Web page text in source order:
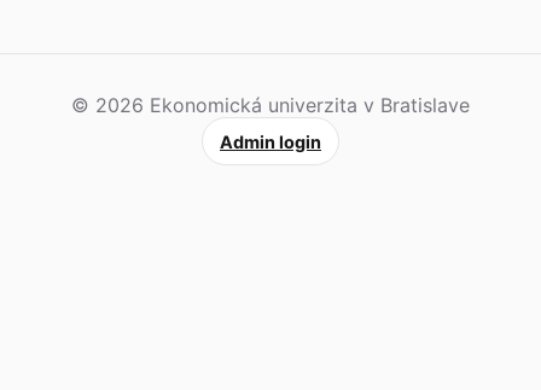
© 2026 Ekonomická univerzita v Bratislave
Admin login